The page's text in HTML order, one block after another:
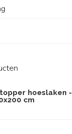
hoeslaken -
cm